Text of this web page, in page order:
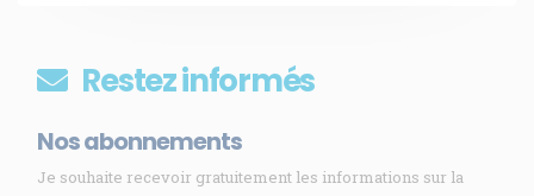
Restez informés
Nos abonnements
Je souhaite recevoir gratuitement les informations sur la